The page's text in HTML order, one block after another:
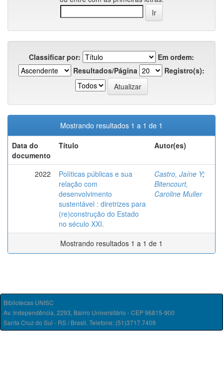
Classificar por:
Em ordem:
Resultados/Página
Registro(s):
Mostrando resultados 1 a 1 de 1
Data do
documento
Título Autor(es)
2022
Políticas públicas e sua
relação com
desenvolvimento
sustentável : diretrizes para
(re)construção do Estado
no século XXI.
Castro, Jaíne Y;
Bitencourt,
Caroline Muller
Mostrando resultados 1 a 1 de 1
Bibliotecas UNISC
Av. Independência, 2293, Bairro Universitário - CEP 96815-900
Santa Cruz do Sul - RS / Brasil. Telefone: (51)3717.7409